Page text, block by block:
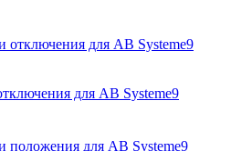
для АВ Systeme9